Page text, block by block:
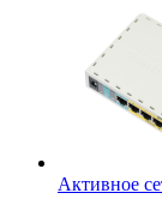
Активное